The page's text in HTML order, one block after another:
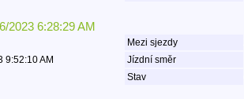
2023 6:28:29 AM
Mezi sjezdy
9:52:10 AM Jízdní směr
Stav